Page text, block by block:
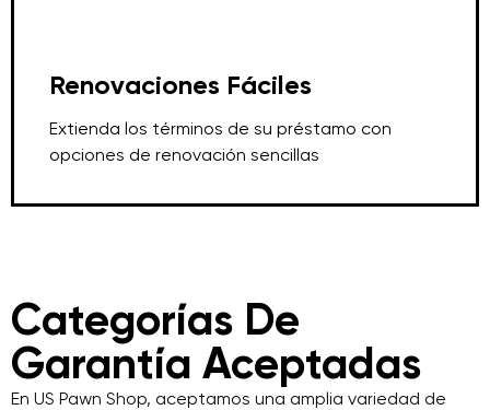
Renovaciones Fáciles
Extienda los términos de su préstamo con
opciones de renovación sencillas
Categorías De
Garantía Aceptadas
En US Pawn Shop, aceptamos una amplia variedad de